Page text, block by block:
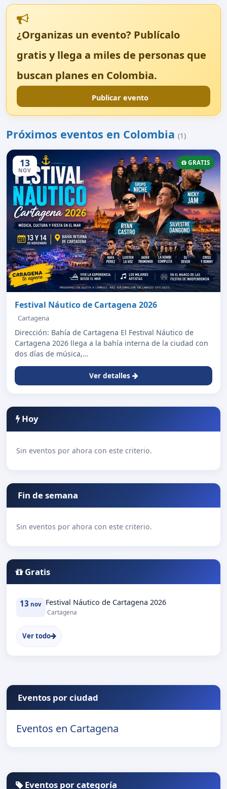
¿Organizas un evento? Publícalo
gratis y llega a miles de personas que
buscan planes en Colombia.
Publicar evento
Próximos eventos en Colombia (1)
13
NOV
GRATIS
Festival Náutico de Cartagena 2026
Cartagena
Dirección: Bahía de Cartagena El Festival Náutico de
Cartagena 2026 llega a la bahía interna de la ciudad con
dos días de música,…
Ver detalles
Hoy
Sin eventos por ahora con este criterio.
Fin de semana
Sin eventos por ahora con este criterio.
Gratis
13 nov Festival Náutico de Cartagena 2026
Cartagena
Ver todo
Eventos por ciudad
Eventos en Cartagena
Eventos por categoría